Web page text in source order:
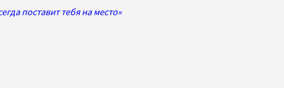
поставит тебя на место»